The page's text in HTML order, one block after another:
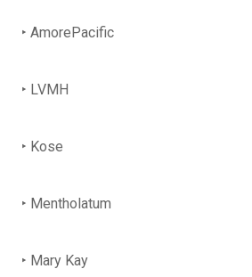
‣ AmorePacific
‣ LVMH
‣ Kose
‣ Mentholatum
‣ Mary Kay